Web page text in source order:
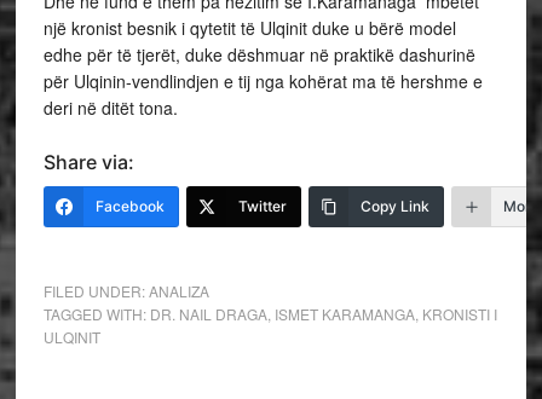
një kronist besnik i qytetit të Ulqinit duke u bërë model
edhe për të tjerët, duke dëshmuar në praktikë dashurinë
për Ulqinin-vendlindjen e tij nga kohërat ma të hershme e
deri në ditët tona.
Share via:
Facebook Twitter Copy Link More
FILED UNDER:ANALIZA
TAGGED WITH: DR. NAIL DRAGA, ISMET KARAMANGA, KRONISTI I
ULQINIT